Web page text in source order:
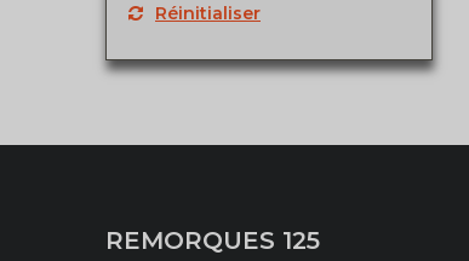
Réinitialiser
REMORQUES 125